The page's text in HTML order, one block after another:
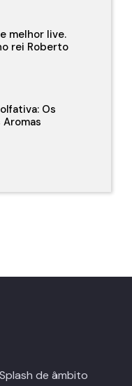
melhor live.
rei Roberto
Os
de âmbito